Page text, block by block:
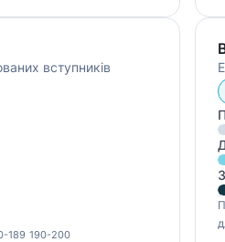
вступників
189 190-200